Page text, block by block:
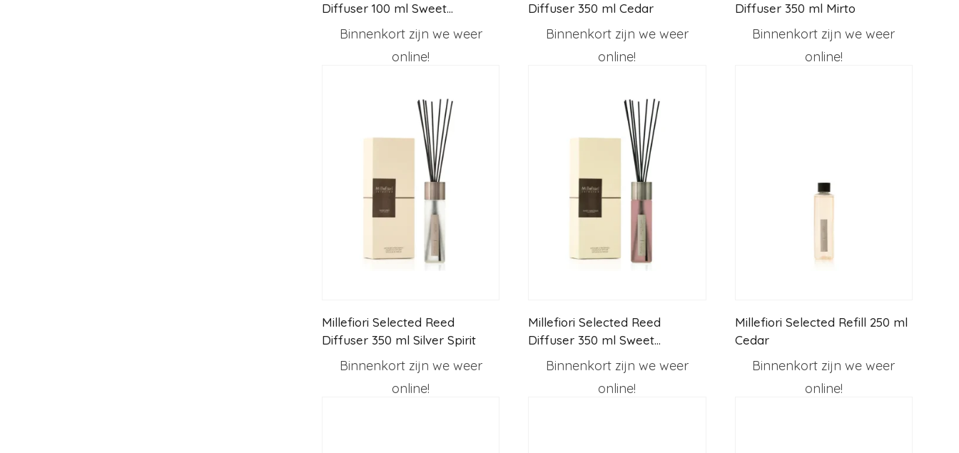
Diffuser 100 ml Sweet
Narcissus
Binnenkort zijn we weer
online!
Diffuser 350 ml Cedar
Binnenkort zijn we weer
online!
Diffuser 350 ml Mirto
Binnenkort zijn we weer
online!
Millefiori Selected Reed
Diffuser 350 ml Silver Spirit
Binnenkort zijn we weer
online!
Millefiori Selected Reed
Diffuser 350 ml Sweet
Narcissus
Binnenkort zijn we weer
online!
Millefiori Selected Refill 250 ml
Cedar
Binnenkort zijn we weer
online!